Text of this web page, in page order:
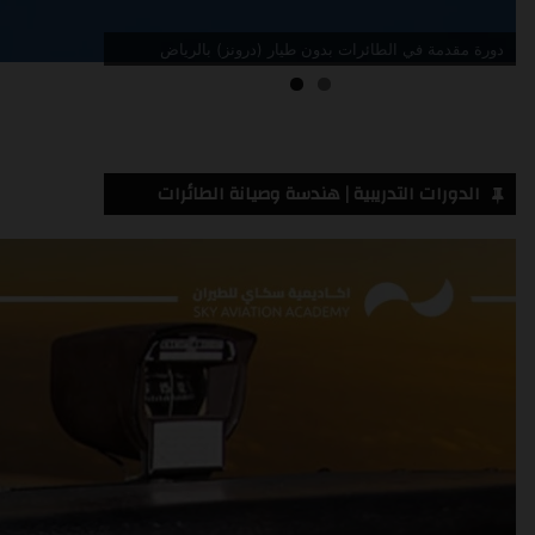
دورة مقدمة في الطائرات بدون طيار (درونز) جدة
الدورات التدريبية | هندسة وصيانة الطائرات